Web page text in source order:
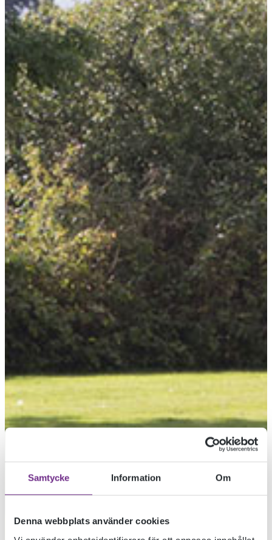
Samtycke Information Om
Denna webbplats använder cookies